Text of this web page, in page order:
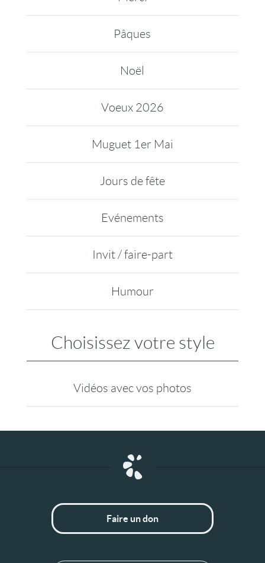
Pâques
Noël
Voeux 2026
Muguet 1er Mai
Jours de fête
Evénements
Invit / faire-part
Humour
Choisissez votre style
Vidéos avec vos photos
Faire un don